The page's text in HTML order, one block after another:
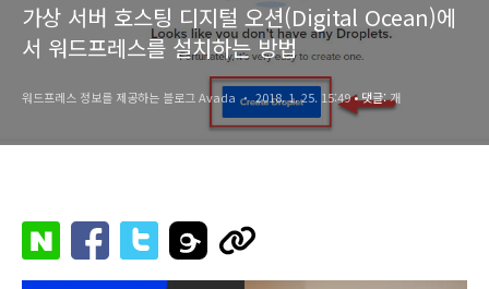
가상 서버 호스팅 디지털 오션(Digital Ocean)에
서 워드프레스를 설치하는 방법
워드프레스 정보를 제공하는 블로그 Avada 2018. 1. 25. 15:49• 댓글:개